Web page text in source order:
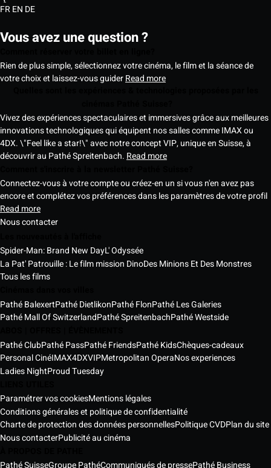
FREN DE
Vous avez une question ?
Rien de plus simple, sélectionnez votre cinéma, le film et la séance de
votre choix et laissez-vous guiderRead more
Vivez des expériences spectaculaires et immersives grâce aux meilleures
innovations technologiques qui équipent nos salles comme IMAX ou
4DX. \"Feel like a star!\" avec notre concept VIP, unique en Suisse, à
découvrir au Pathé Spreitenbach. Read more
Connectez-vous à votre compte ou créez-en un si vous n'en avez pas
encore et complétez vos préférences dans les paramètres de votre profil
Read more
Nous contacter
Spider-Man: Brand New DayL' Odyssée
La Pat' Patrouille : Le film mission DinoDes Minions Et Des Monstres
Tous les films
Pathé BalexertPathé DietlikonPathé FlonPathé Les Galeries
Pathé Mall Of SwitzerlandPathé SpreitenbachPathé Westside
Pathé ClubPathé PassPathé FriendsPathé KidsChèques-cadeaux
Personal CinéIMAX4DXVIPMetropolitan OperaNos experiences
Ladies NightProud Tuesday
Paramétrer vos cookiesMentions légales
Conditions générales et politique de confidentialité
Charte de protection des données personnellesPolitique CVDPlan du site
Nous contacterPublicité au cinéma
Pathé SuisseGroupe PathéCommuniqués de pressePathé Business